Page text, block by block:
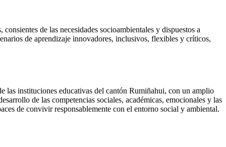
de las necesidades socioambientales y dispuestos a
de aprendizaje innovadores, inclusivos, flexibles y críticos,
las instituciones educativas del cantón Rumiñahui, con un amplio
de las competencias sociales, académicas, emocionales y las
de convivir responsablemente con el entorno social y ambiental.